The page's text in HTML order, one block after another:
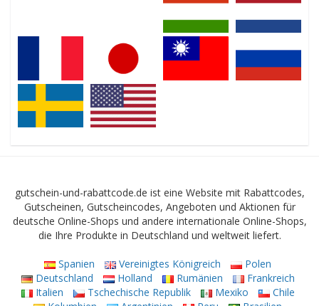
gutschein-und-rabattcode.de ist eine Website mit Rabattcodes,
Gutscheinen, Gutscheincodes, Angeboten und Aktionen für
deutsche Online-Shops und andere internationale Online-Shops,
die Ihre Produkte in Deutschland und weltweit liefert.
Spanien Vereinigtes Königreich
Polen
Deutschland
Holland Rumänien
Frankreich
Italien
Tschechische Republik Mexiko
Chile